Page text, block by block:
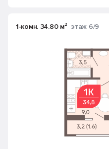
1-комн. 34.80 м² этаж 6/9